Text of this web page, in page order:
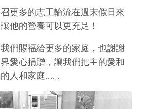
更多的志工輪流在週末假日來
他的營養可以更充足！
們賜福給更多的家庭，也謝謝
愛心捐贈，讓我們把主的愛和
的人和家庭……